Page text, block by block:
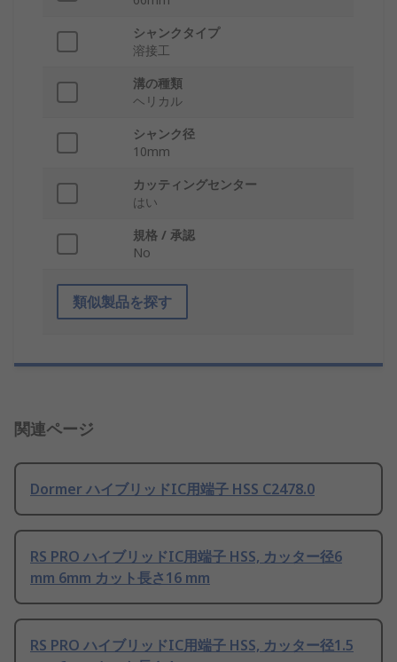
シャンクタイプ
溶接工
溝の種類
ヘリカル
シャンク径
10mm
カッティングセンター
はい
規格 / 承認
No
類似製品を探す
関連ページ
Dormer ハイブリッドIC用端子 HSS C2478.0
RS PRO ハイブリッドIC用端子 HSS, カッター径6
mm 6mm カット長さ16 mm
RS PRO ハイブリッドIC用端子 HSS, カッター径1.5